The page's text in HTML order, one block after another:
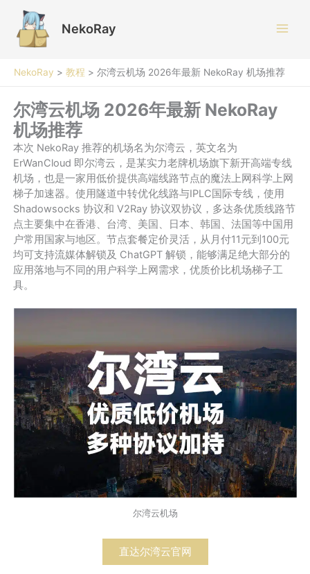
NekoRay
NekoRay > 教程 > 尔湾云机场 2026年最新 NekoRay 机场推荐
尔湾云机场 2026年最新 NekoRay
机场推荐
本次 NekoRay 推荐的机场名为尔湾云，英文名为
ErWanCloud 即尔湾云，是某实力老牌机场旗下新开高端专线
机场，也是一家用低价提供高端线路节点的魔法上网科学上网
梯子加速器。使用隧道中转优化线路与IPLC国际专线，使用
Shadowsocks 协议和 V2Ray 协议双协议，多达条优质线路节
点主要集中在香港、台湾、美国、日本、韩国、法国等中国用
户常用国家与地区。节点套餐定价灵活，从月付11元到100元
均可支持流媒体解锁及 ChatGPT 解锁，能够满足绝大部分的
应用落地与不同的用户科学上网需求，优质价比机场梯子工
具。
尔湾云机场
直达尔湾云官网